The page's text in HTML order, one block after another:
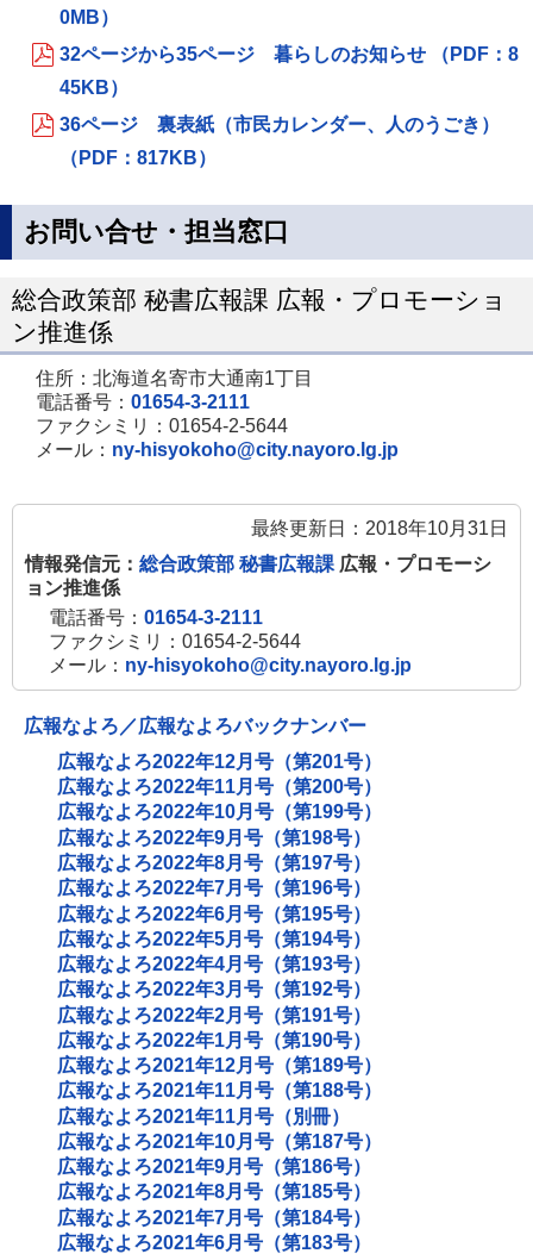
0MB）
32ページから35ページ 暮らしのお知らせ （PDF：8
45KB）
36ページ 裏表紙（市民カレンダー、人のうごき）
（PDF：817KB）
お問い合せ・担当窓口
総合政策部 秘書広報課 広報・プロモーショ
ン推進係
住所：北海道名寄市大通南1丁目
電話番号： 01654-3-2111
ファクシミリ：01654-2-5644
メール： ny-hisyokoho@city.nayoro.lg.jp
最終更新日：2018年10月31日
情報発信元： 総合政策部 秘書広報課 広報・プロモーシ
ョン推進係
電話番号： 01654-3-2111
ファクシミリ：01654-2-5644
メール： ny-hisyokoho@city.nayoro.lg.jp
広報なよろ／広報なよろバックナンバー
広報なよろ2022年12月号（第201号）
広報なよろ2022年11月号（第200号）
広報なよろ2022年10月号（第199号）
広報なよろ2022年9月号（第198号）
広報なよろ2022年8月号（第197号）
広報なよろ2022年7月号（第196号）
広報なよろ2022年6月号（第195号）
広報なよろ2022年5月号（第194号）
広報なよろ2022年4月号（第193号）
広報なよろ2022年3月号（第192号）
広報なよろ2022年2月号（第191号）
広報なよろ2022年1月号（第190号）
広報なよろ2021年12月号（第189号）
広報なよろ2021年11月号（第188号）
広報なよろ2021年11月号（別冊）
広報なよろ2021年10月号（第187号）
広報なよろ2021年9月号（第186号）
広報なよろ2021年8月号（第185号）
広報なよろ2021年7月号（第184号）
広報なよろ2021年6月号（第183号）